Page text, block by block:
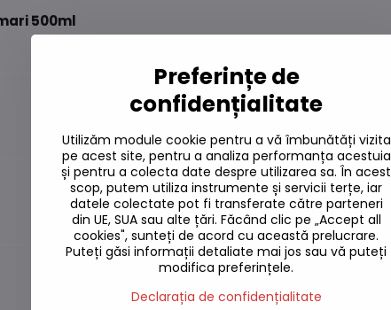
500ml
Preferințe de
confidențialitate
Utilizăm module cookie pentru a vă îmbunătăți vizita
pe acest site, pentru a analiza performanța acestuia
și pentru a colecta date despre utilizarea sa. În acest
scop, putem utiliza instrumente și servicii terțe, iar
datele colectate pot fi transferate către parteneri
din UE, SUA sau alte țări. Făcând clic pe „Accept all
cookies", sunteți de acord cu această prelucrare.
Puteți găsi informații detaliate mai jos sau vă puteți
modifica preferințele.
Declarația de confidențialitate